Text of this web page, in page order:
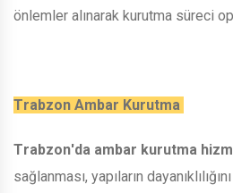
önlemler alınarak kurutma süreci
Trabzon Ambar Kurutma
Trabzon'da ambar kurutma
sağlanması, yapıların